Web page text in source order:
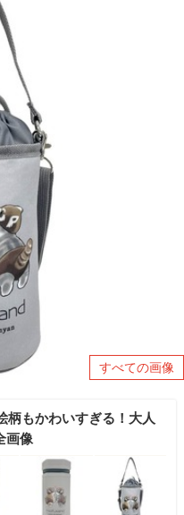
すべての画像
柄もかわいすぎる！大人
画像